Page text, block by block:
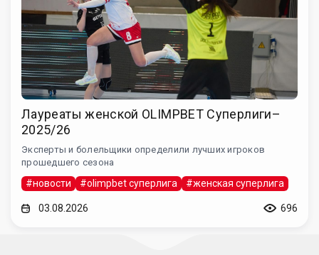
Лауреаты женской OLIMPBET Суперлиги–
2025/26
Эксперты и болельщики определили лучших игроков
прошедшего сезона
#новости #olimpbet суперлига #женская суперлига
03.08.2026 696